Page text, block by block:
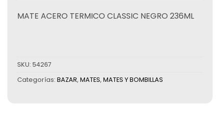
MATE ACERO TERMICO CLASSIC NEGRO 236ML
SKU: 54267
Categorías: BAZAR, MATES, MATES Y BOMBILLAS